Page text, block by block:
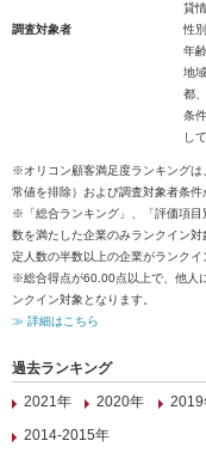
貸
調査対象者
性
年
地
都
条
し
※オリコン顧客満足度ランキングは
常値を排除）および調査対象者条件
※「総合ランキング」、「評価項目
数を満たした企業のみランクイン
定人数の半数以上の企業がランクイ
※総合得点が60.00点以上で、他人
ンクイン対象となります。
≫ 詳細はこちら
過去ランキング
2021年
2020年 2019
2014-2015年